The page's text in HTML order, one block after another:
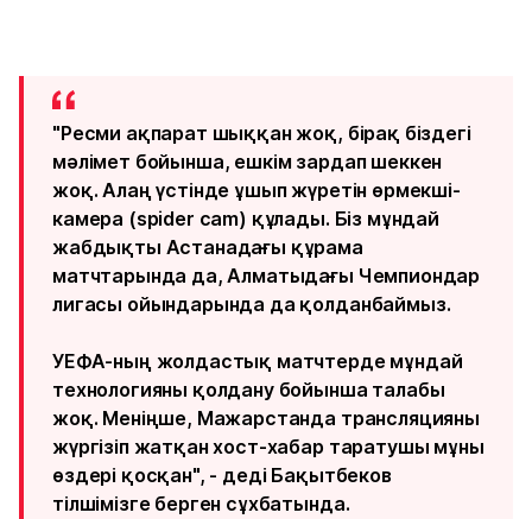
"Ресми ақпарат шыққан жоқ, бірақ біздегі
мәлімет бойынша, ешкім зардап шеккен
жоқ. Алаң үстінде ұшып жүретін өрмекші-
камера (spider cam) құлады. Біз мұндай
жабдықты Астанадағы құрама
матчтарында да, Алматыдағы Чемпиондар
лигасы ойындарында да қолданбаймыз.
УЕФА-ның жолдастық матчтерде мұндай
технологияны қолдану бойынша талабы
жоқ. Меніңше, Мажарстанда трансляцияны
жүргізіп жатқан хост-хабар таратушы мұны
өздері қосқан", - деді Бақытбеков
тілшімізге берген сұхбатында.